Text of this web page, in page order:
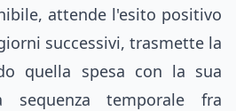
attende l'esito positivo
successivi, trasmette la
quella spesa con la sua
sequenza temporale fra